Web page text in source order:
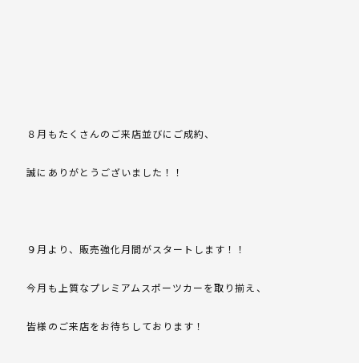
８月もたくさんのご来店並びにご成約、
誠にありがとうございました！！
９月より、販売強化月間がスタートします！！
今月も上質なプレミアムスポーツカーを取り揃え、
皆様のご来店をお待ちしております！